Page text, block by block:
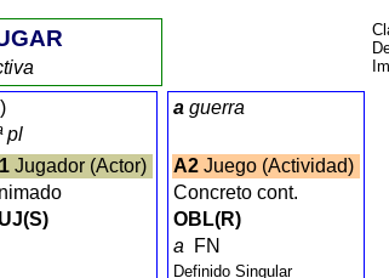
)
pl
Jugador (Actor)
a guerra
A2 Juego (Actividad)
Concreto cont.
OBL(R)
a FN
Definido Singular